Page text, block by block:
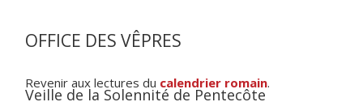
OFFICE DES VÊPRES
Revenir aux lectures du calendrier romain.
Veille de la Solennité de Pentecôte